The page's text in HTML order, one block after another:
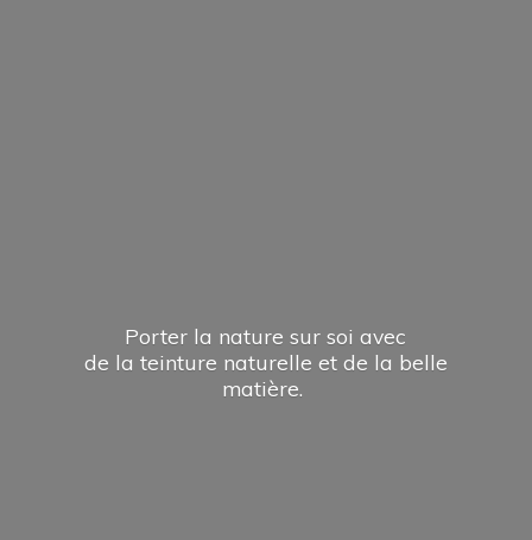
Porter la nature sur soi avec
de la teinture naturelle et de la belle
matière.